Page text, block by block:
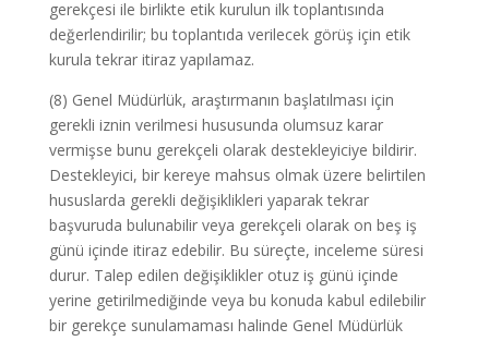
gerekçesi ile birlikte etik kurulun ilk toplantısında
değerlendirilir; bu toplantıda verilecek görüş için etik
kurula tekrar itiraz yapılamaz.
(8) Genel Müdürlük, araştırmanın başlatılması için
gerekli iznin verilmesi hususunda olumsuz karar
vermişse bunu gerekçeli olarak destekleyiciye bildirir.
Destekleyici, bir kereye mahsus olmak üzere belirtilen
hususlarda gerekli değişiklikleri yaparak tekrar
başvuruda bulunabilir veya gerekçeli olarak on beş iş
günü içinde itiraz edebilir. Bu süreçte, inceleme süresi
durur. Talep edilen değişiklikler otuz iş günü içinde
yerine getirilmediğinde veya bu konuda kabul edilebilir
bir gerekçe sunulamaması halinde Genel Müdürlük